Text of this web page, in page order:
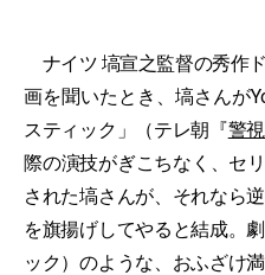
ナイツ 塙宣之監督の秀作
画を聞いたとき、塙さんが
スティック」（テレ朝『警
際の演技がぎこちなく、セ
された塙さんが、それなら
を旗揚げしてやると結成。
ック）のような、おふざけ